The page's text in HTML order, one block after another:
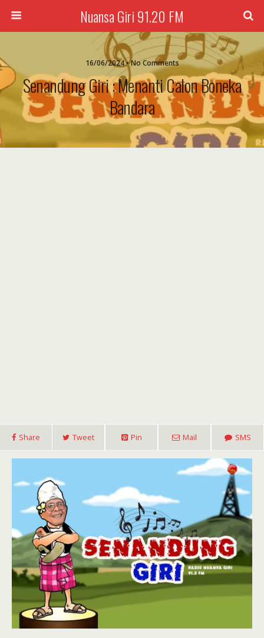
Nuansa Giri 91.20 FM
16/06/2024 • No Comments
Senandung Giri : Menanti Calon Boneka
Bandara
Share Tweet Pin Mail SMS